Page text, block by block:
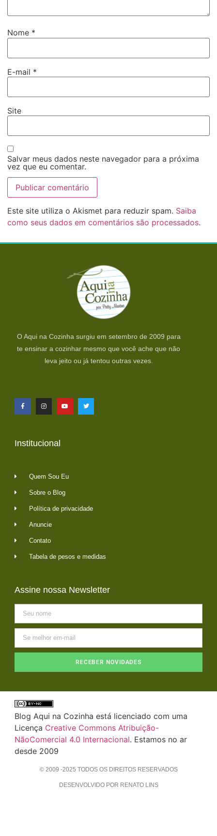
Nome *
E-mail *
Site
Salvar meus dados neste navegador para a próxima
vez que eu comentar.
Este site utiliza o Akismet para reduzir spam. Saiba
como seus dados em comentários são processados.
O Aqui na Cozinha surgiu em setembro de 2009 para
te ensinar a cozinhar mesmo que você ache que não
leva jeito ou já tentou outras vezes.
Institucional
Quem Sou Eu
Sobre o Blog
Política de privacidade
Anuncie
Contato
Tabela de pesos e medidas
Assine nossa Newsletter
RECEBER NOVIDADES
Blog Aqui na Cozinha está licenciado com uma
Licença Creative Commons Atribuição-
NãoComercial 4.0 Internacional. Estamos no ar
desde 2009
© 2009 -2025 TODOS OS DIREITOS RESERVADOS
DESENVOLVIDO POR RENATO LINS